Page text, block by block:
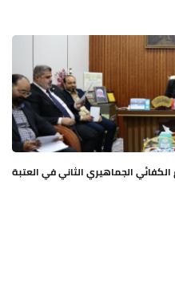
الكفائي الجماهيري الثاني في العتبة